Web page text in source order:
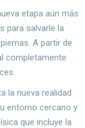
etapa aún más
para salvarle la
A partir de
completamente
la nueva realidad
entorno cercano y
que incluye la